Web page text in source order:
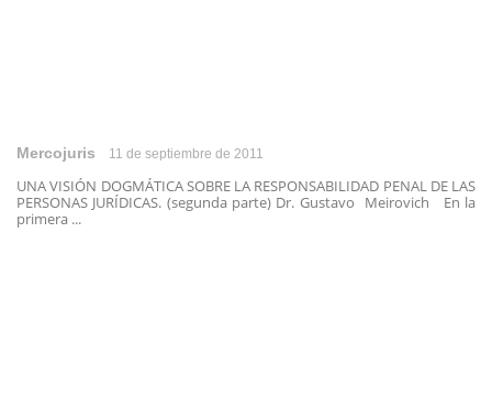
Mercojuris 11 de septiembre de 2011
UNA VISIÓN DOGMÁTICA SOBRE LA RESPONSABILIDAD PENAL DE LAS
PERSONAS JURÍDICAS. (segunda parte) Dr. Gustavo Meirovich En la
primera ...